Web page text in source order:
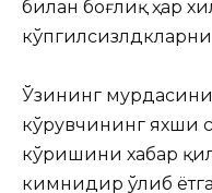
билан боғлиқ ҳар
Ўзининг
кўрувчининг яхши
кўришини хабар
кимнидир ўлиб